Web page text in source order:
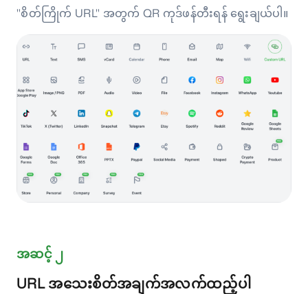
"စိတ်ကြိုက် URL" အတွက် QR ကုဒ်ဖန်တီးရန် ရွေးချယ်ပါ။
အဆင့် ၂
URL အသေးစိတ်အချက်အလက်ထည့်ပါ